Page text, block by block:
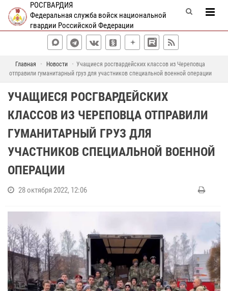
РОСГВАРДИЯ
Федеральная служба войск национальной
гвардии Российской Федерации
Главная Новости
Учащиеся росгвардейских классов из Череповца
отправили гуманитарный груз для участников специальной военной операции
УЧАЩИЕСЯ РОСГВАРДЕЙСКИХ
КЛАССОВ ИЗ ЧЕРЕПОВЦА ОТПРАВИЛИ
ГУМАНИТАРНЫЙ ГРУЗ ДЛЯ
УЧАСТНИКОВ СПЕЦИАЛЬНОЙ ВОЕННОЙ
ОПЕРАЦИИ
28 октября 2022, 12:06